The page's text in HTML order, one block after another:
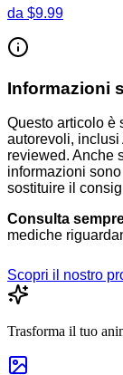
da $9.99
Informazioni
Questo articolo è
autorevoli, inclusi
reviewed. Anche
informazioni
sostituire il
Consulta
mediche
Scopri il nostro
Trasforma il tuo